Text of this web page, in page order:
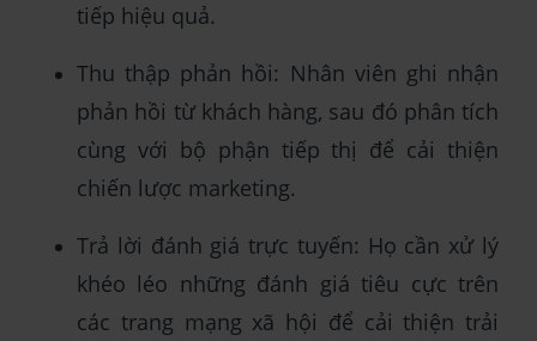
tiếp hiệu quả.
Thu thập phản hồi: Nhân viên ghi nhận
phản hồi từ khách hàng, sau đó phân tích
cùng với bộ phận tiếp thị để cải thiện
chiến lược marketing.
Trả lời đánh giá trực tuyến: Họ cần xử lý
khéo léo những đánh giá tiêu cực trên
các trang mạng xã hội để cải thiện trải